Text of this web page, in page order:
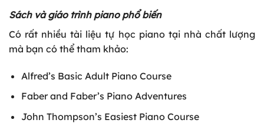
Sách và giáo trình piano phổ biến
Có rất nhiều tài liệu tự học piano tại nhà chất lượng
mà bạn có thể tham khảo:
Alfred’s Basic Adult Piano Course
Faber and Faber’s Piano Adventures
John Thompson’s Easiest Piano Course